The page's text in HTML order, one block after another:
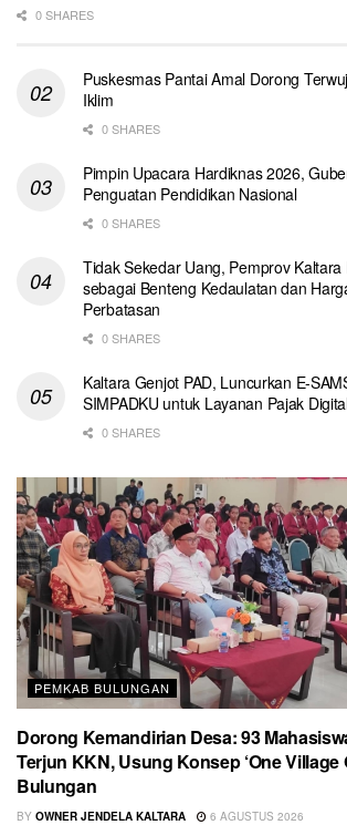
0 SHARES
Puskesmas Pantai Amal Dorong
Iklim
0 SHARES
Pimpin Upacara Hardiknas 2026,
Penguatan Pendidikan Nasional
0 SHARES
Tidak Sekedar Uang, Pemprov Kaltara
sebagai Benteng Kedaulatan dan
Perbatasan
0 SHARES
Kaltara Genjot PAD, Luncurkan E-
SIMPADKU untuk Layanan Pajak
0 SHARES
PEMKAB BULUNGAN
Dorong Kemandirian Desa: 93
Terjun KKN, Usung Konsep ‘One Village
Bulungan
BY OWNER JENDELA KALTARA 6 AGUSTUS 2026